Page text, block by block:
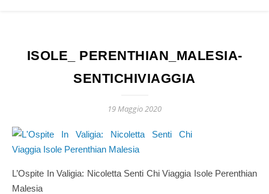
ISOLE_ PERENTHIAN_MALESIA-
SENTICHIVIAGGIA
19 Maggio 2020
L’Ospite In Valigia: Nicoletta Senti Chi Viaggia Isole Perenthian
Malesia